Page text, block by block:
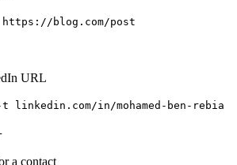
blog.com/post
URL
linkedin.com/in/mohamed-ben-rebia
a contact